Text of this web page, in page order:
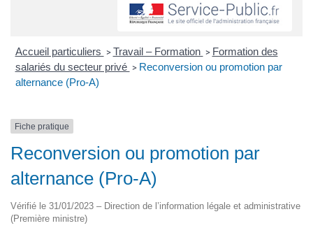
Accueil particuliers > Travail – Formation > Formation des
salariés du secteur privé > Reconversion ou promotion par
alternance (Pro-A)
Fiche pratique
Reconversion ou promotion par
alternance (Pro-A)
Vérifié le 31/01/2023 – Direction de l’information légale et administrative
(Première ministre)